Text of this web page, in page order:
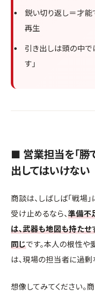
鋭い切り返し＝才能
再生
引き出しは頭の中で
す」
■ 営業担当を「勝
出してはいけない
商談は、しばしば「戦場
受け止めるなら、準備不
は、武器も地図も持た
同じです。本人の根性や
は、現場の担当者に過剰
想像してみてください。